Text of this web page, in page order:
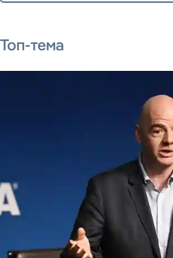
Топ-тема
6 августа 2026 г.
1 августа 2026 г.
1 августа 2026 г.